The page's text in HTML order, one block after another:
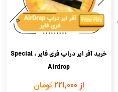
خرید آفر ایر دراپ فری فایر ، Special
Airdrop
از 221,000 تومان